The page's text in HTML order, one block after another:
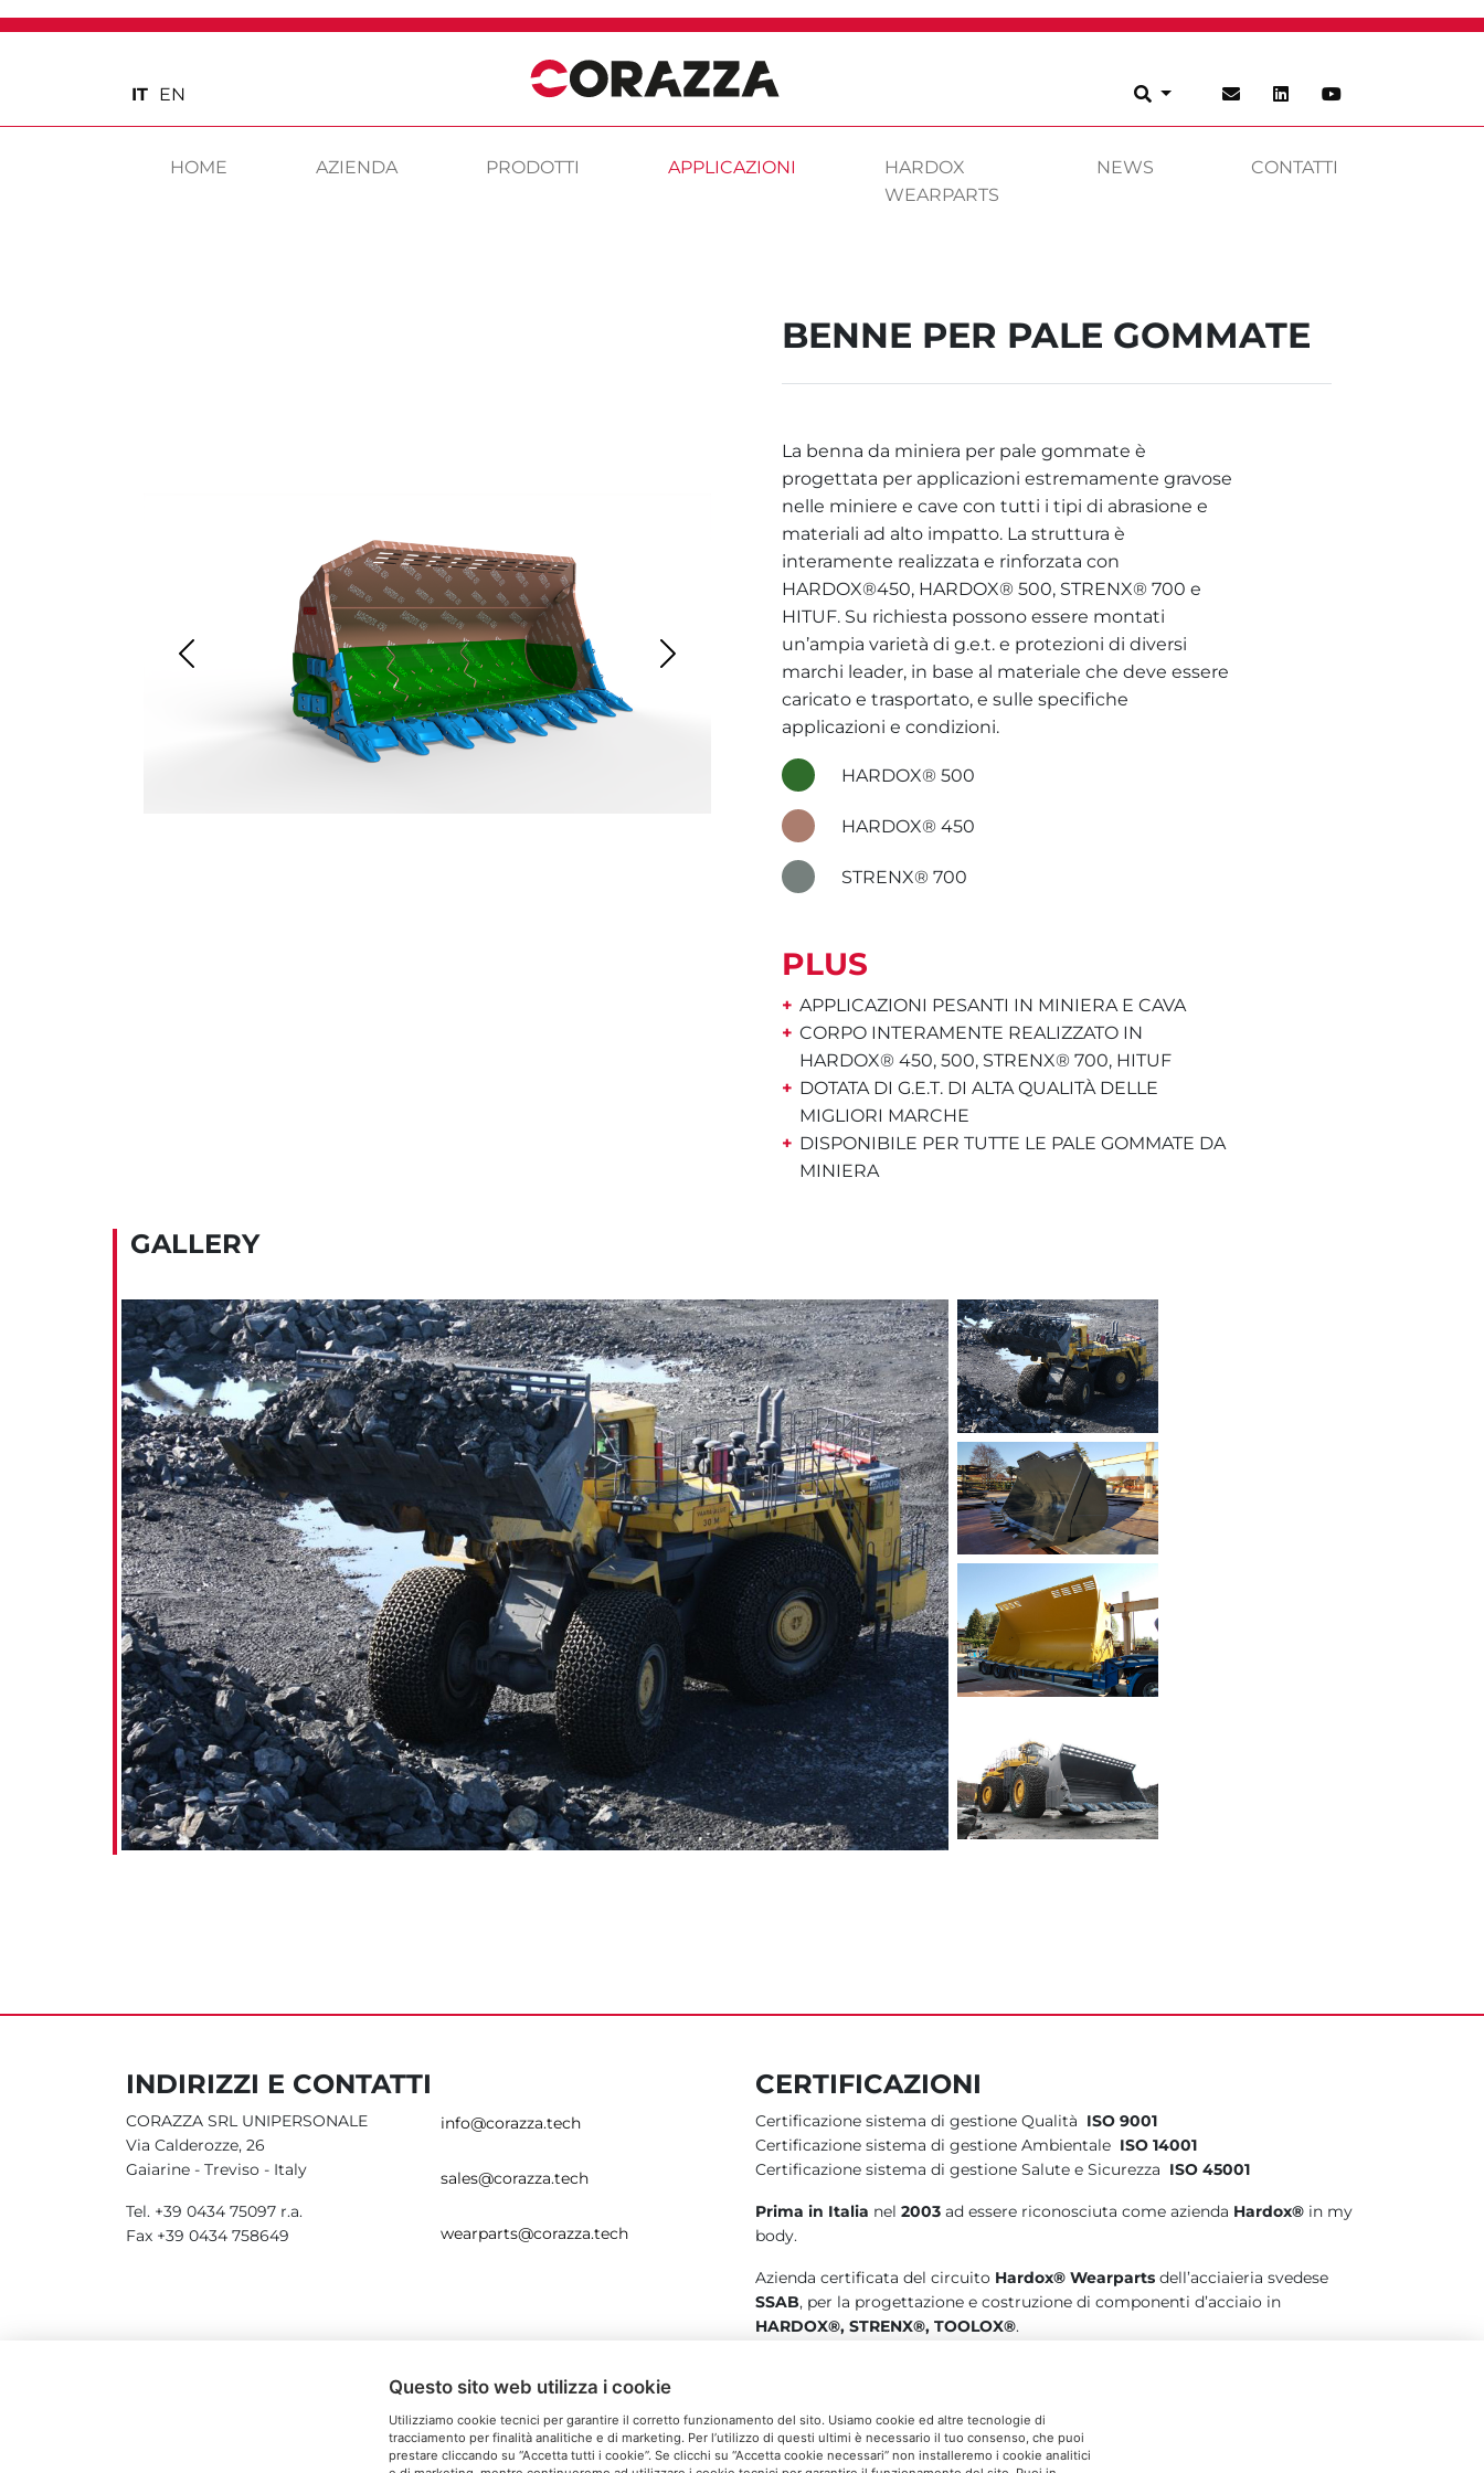
IT EN
HOME AZIENDA PRODOTTI APPLICAZIONI
HARDOX
WEARPARTS
NEWS CONTATTI
Previous Next
BENNE PER PALE GOMMATE
La benna da miniera per pale gommate è
progettata per applicazioni estremamente gravose
nelle miniere e cave con tutti i tipi di abrasione e
materiali ad alto impatto. La struttura è
interamente realizzata e rinforzata con
HARDOX®450, HARDOX® 500, STRENX® 700 e
HITUF. Su richiesta possono essere montati
un’ampia varietà di g.e.t. e protezioni di diversi
marchi leader, in base al materiale che deve essere
caricato e trasportato, e sulle specifiche
applicazioni e condizioni.
HARDOX® 500
HARDOX® 450
STRENX® 700
PLUS
APPLICAZIONI PESANTI IN MINIERA E CAVA
CORPO INTERAMENTE REALIZZATO IN
HARDOX® 450, 500, STRENX® 700, HITUF
DOTATA DI G.E.T. DI ALTA QUALITÀ DELLE
MIGLIORI MARCHE
DISPONIBILE PER TUTTE LE PALE GOMMATE DA
MINIERA
GALLERY
INDIRIZZI E CONTATTI
CORAZZA SRL UNIPERSONALE
Via Calderozze, 26
Gaiarine - Treviso - Italy
Tel. +39 0434 75097 r.a.
Fax +39 0434 758649
info@corazza.tech
sales@corazza.tech
wearparts@corazza.tech
CERTIFICAZIONI
Certificazione sistema di gestione Qualità ISO 9001
Certificazione sistema di gestione Ambientale ISO 14001
Certificazione sistema di gestione Salute e Sicurezza ISO 45001
Prima in Italia nel 2003 ad essere riconosciuta come azienda Hardox® in my
body.
Azienda certificata del circuito Hardox® Wearparts dell’acciaieria svedese
SSAB, per la progettazione e costruzione di componenti d’acciaio in
HARDOX®, STRENX®, TOOLOX®.
Cookie Policy | Privacy Policy | Site created by
Questo sito web utilizza i cookie
Utilizziamo cookie tecnici per garantire il corretto funzionamento del sito. Usiamo cookie ed altre tecnologie di
tracciamento per finalità analitiche e di marketing. Per l’utilizzo di questi ultimi è necessario il tuo consenso, che puoi
prestare cliccando su “Accetta tutti i cookie”. Se clicchi su “Accetta cookie necessari” non installeremo i cookie analitici